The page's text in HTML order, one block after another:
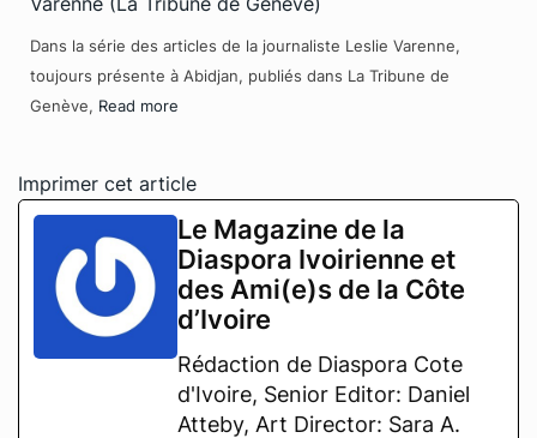
Dans la série des articles de la journaliste Leslie Varenne,
toujours présente à Abidjan, publiés dans La Tribune de
Genève, Read more
Imprimer cet article
Le Magazine de la
Diaspora Ivoirienne et
des Ami(e)s de la Côte
d’Ivoire
Rédaction de Diaspora Cote
d'Ivoire, Senior Editor: Daniel
Atteby, Art Director: Sara A.